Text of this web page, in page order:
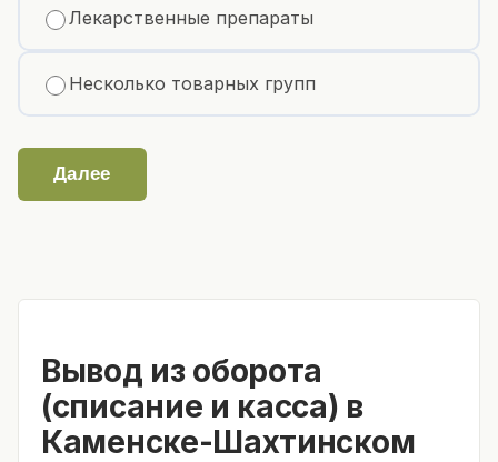
Лекарственные препараты
Несколько товарных групп
Далее
Вывод из оборота
(списание и касса) в
Каменске-Шахтинском